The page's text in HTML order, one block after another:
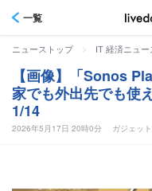
一覧
ニューストップ > IT 経済ニュー
【画像】「Sonos
家でも外出先でも使
1/14
2026年5月17日 20時0分 ガジェッ